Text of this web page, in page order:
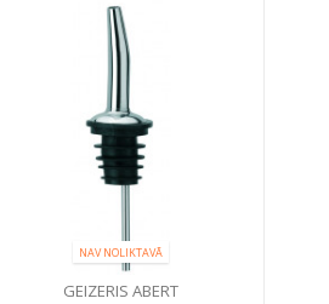
NAV NOLIKTAVĀ
GEIZERIS ABERT